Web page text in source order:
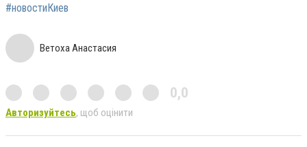
#новостиКиев
Ветоха Анастасия
0,0
Авторизуйтесь, щоб оцінити